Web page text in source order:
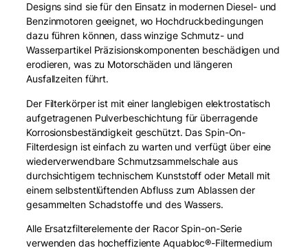
Designs sind sie für den Einsatz in modernen Diesel- und
Benzinmotoren geeignet, wo Hochdruckbedingungen
dazu führen können, dass winzige Schmutz- und
Wasserpartikel Präzisionskomponenten beschädigen und
erodieren, was zu Motorschäden und längeren
Ausfallzeiten führt.
Der Filterkörper ist mit einer langlebigen elektrostatisch
aufgetragenen Pulverbeschichtung für überragende
Korrosionsbeständigkeit geschützt. Das Spin-On-
Filterdesign ist einfach zu warten und verfügt über eine
wiederverwendbare Schmutzsammelschale aus
durchsichtigem technischem Kunststoff oder Metall mit
einem selbstentlüftenden Abfluss zum Ablassen der
gesammelten Schadstoffe und des Wassers.
Alle Ersatzfilterelemente der Racor Spin-on-Serie
verwenden das hocheffiziente Aquabloc®-Filtermedium